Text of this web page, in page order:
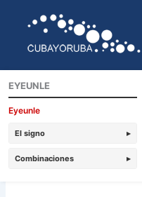
contenido
EYEUNLE
Eyeunle
El signo ▸
Combinaciones ▸